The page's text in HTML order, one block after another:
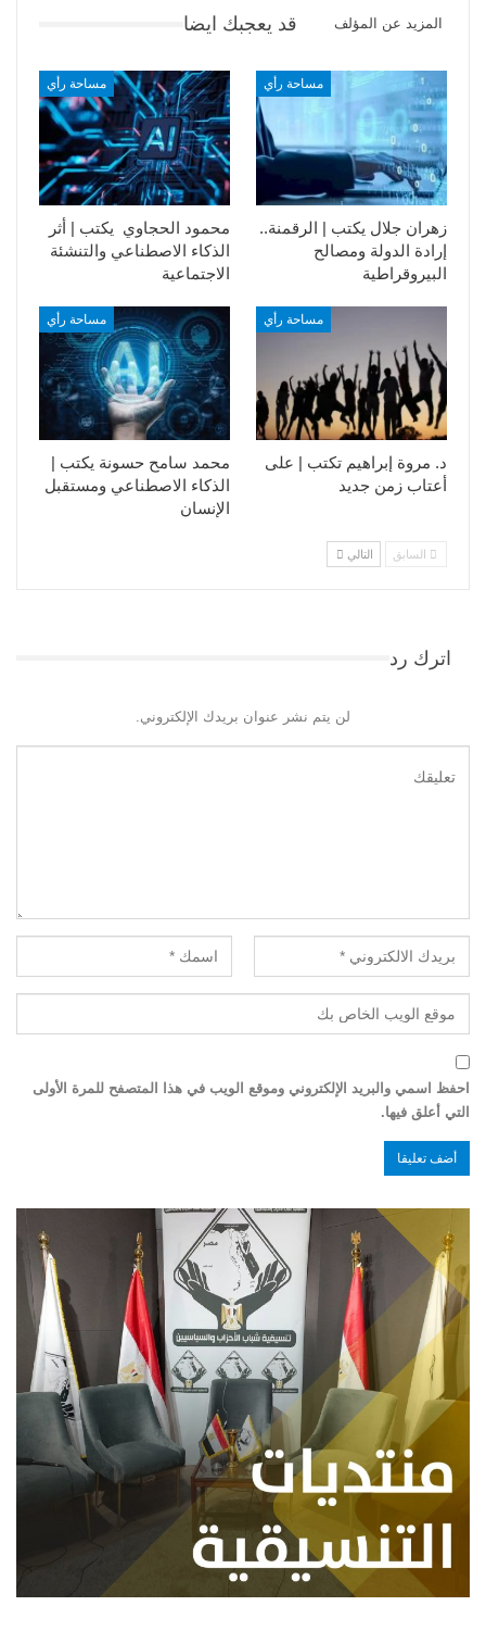
قد يعجبك ايضا المزيد عن المؤلف
مساحة رأي
محمود الحجاوي يكتب | أثر
الذكاء الاصطناعي والتنشئة
الاجتماعية
مساحة رأي
زهران جلال يكتب | الرقمنة..
إرادة الدولة ومصالح
البيروقراطية
مساحة رأي
محمد سامح حسونة يكتب |
الذكاء الاصطناعي ومستقبل
الإنسان
مساحة رأي
د. مروة إبراهيم تكتب | على
أعتاب زمن جديد
السابق التالي
اترك رد
لن يتم نشر عنوان بريدك الإلكتروني.
احفظ اسمي والبريد الإلكتروني وموقع الويب في هذا المتصفح للمرة الأولى
التي أعلق فيها.